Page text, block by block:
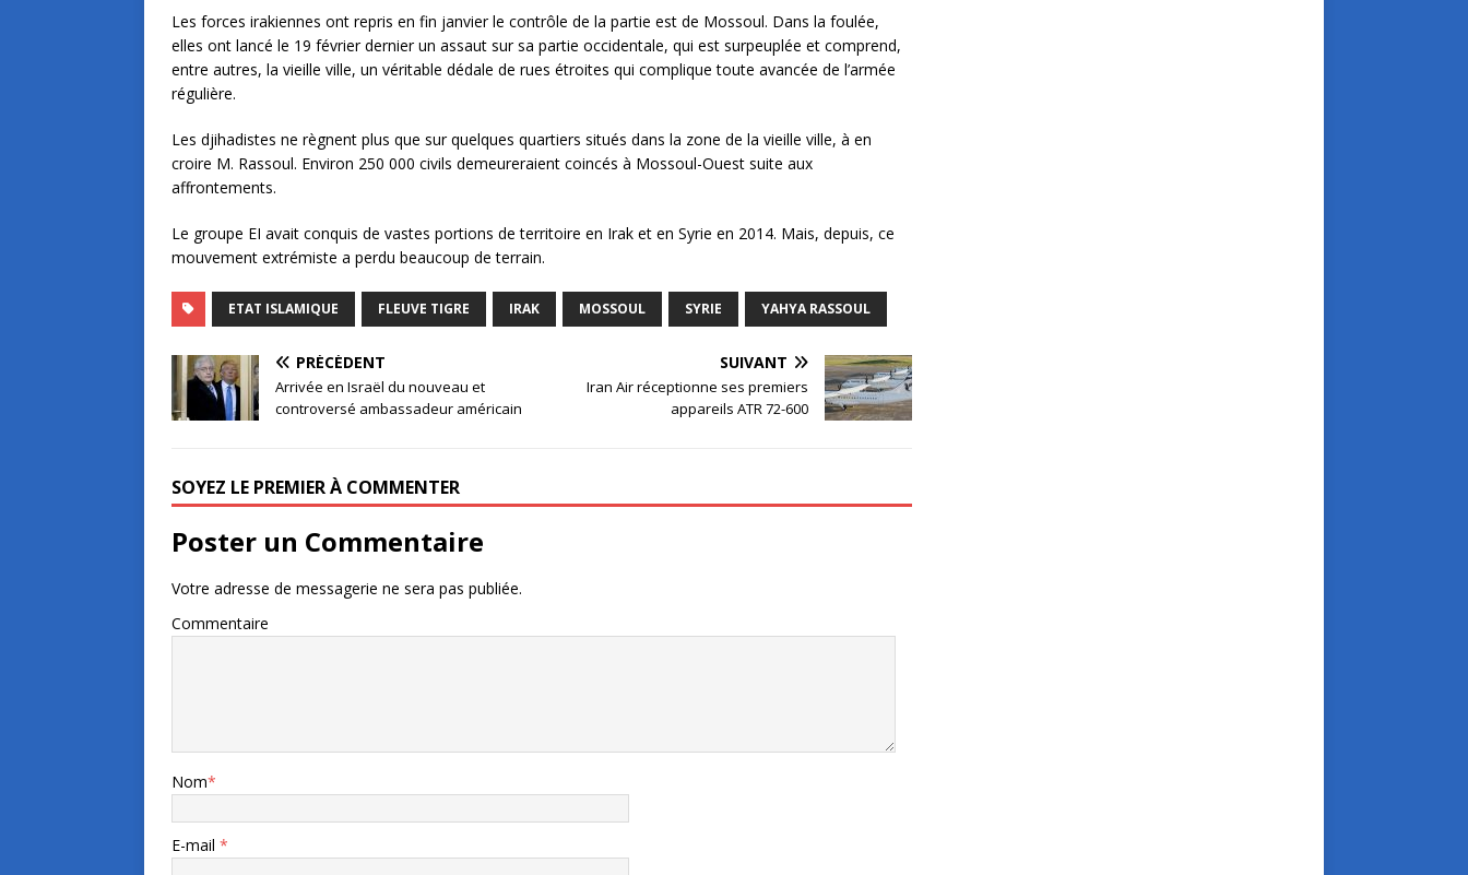
Les forces irakiennes ont repris en fin janvier le contrôle de la partie est de Mossoul. Dans la foulée,
elles ont lancé le 19 février dernier un assaut sur sa partie occidentale, qui est surpeuplée et comprend,
entre autres, la vieille ville, un véritable dédale de rues étroites qui complique toute avancée de l’armée
régulière.
Les djihadistes ne règnent plus que sur quelques quartiers situés dans la zone de la vieille ville, à en
croire M. Rassoul. Environ 250 000 civils demeureraient coincés à Mossoul-Ouest suite aux
affrontements.
Le groupe EI avait conquis de vastes portions de territoire en Irak et en Syrie en 2014. Mais, depuis, ce
mouvement extrémiste a perdu beaucoup de terrain.
ETAT ISLAMIQUE FLEUVE TIGRE IRAK MOSSOUL SYRIE YAHYA RASSOUL
PRÉCÉDENT
Arrivée en Israël du nouveau et
controversé ambassadeur américain
SUIVANT
Iran Air réceptionne ses premiers
appareils ATR 72-600
SOYEZ LE PREMIER À COMMENTER
Poster un Commentaire
Votre adresse de messagerie ne sera pas publiée.
Commentaire
Nom*
E-mail *